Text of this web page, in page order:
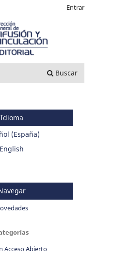
Buscar
Entrar
Idioma
(España)
English
Acceso Abierto